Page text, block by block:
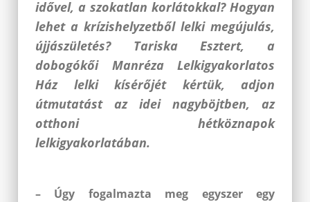
idővel, a szokatlan korlátokkal? Hogyan
lehet a krízishelyzetből lelki megújulás,
újjászületés? Tariska Esztert, a
dobogókői Manréza Lelkigyakorlatos
Ház lelki kísérőjét kértük, adjon
útmutatást az idei nagyböjtben, az
otthoni hétköznapok
lelkigyakorlatában.
– Úgy fogalmazta meg egyszer egy